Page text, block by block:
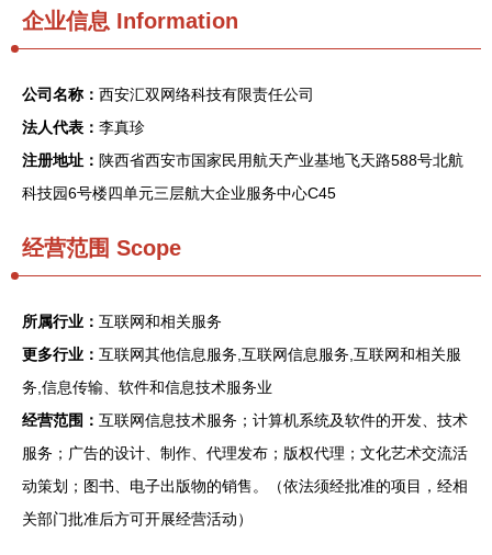
企业信息 Information
公司名称： 西安汇双网络科技有限责任公司
法人代表： 李真珍
注册地址： 陕西省西安市国家民用航天产业基地飞天路588号北航
科技园6号楼四单元三层航大企业服务中心C45
经营范围 Scope
所属行业： 互联网和相关服务
更多行业： 互联网其他信息服务,互联网信息服务,互联网和相关服
务,信息传输、软件和信息技术服务业
经营范围： 互联网信息技术服务；计算机系统及软件的开发、技术
服务；广告的设计、制作、代理发布；版权代理；文化艺术交流活
动策划；图书、电子出版物的销售。（依法须经批准的项目，经相
关部门批准后方可开展经营活动）